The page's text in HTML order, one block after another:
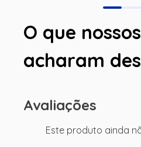
O que
acharam
Avaliações
Este produto ainda